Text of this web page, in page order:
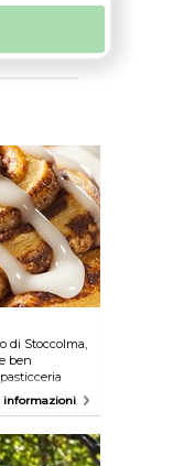
di Stoccolma,
ben
informazioni